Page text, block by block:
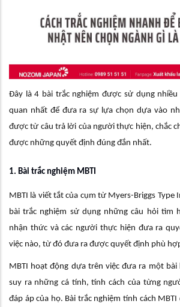
Đây là 4 bài trắc nghiệm được sử dụng
quan nhất để đưa ra sự lựa chọn dựa vào
được từ câu trả lời của người thực hiện, chắc
được những quyết định đúng đắn nhất.
1. Bài trắc nghiệm MBTI
MBTI là viết tắt của cụm từ Myers-Briggs Type
bài trắc nghiệm sử dụng những câu hỏi tìm
nhận thức và các người thực hiện đưa ra
việc nào, từ đó đưa ra được quyết định phù
MBTI hoạt động dựa trên việc đưa ra một
suy ra những cá tính, tính cách của từng
đáp áp của họ. Bài trắc nghiệm tính cách